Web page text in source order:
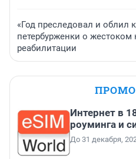
«Год преследовал и облил
петербурженки о жестоком
реабилитации
Интернет в
роуминга и
До 31 декабря,